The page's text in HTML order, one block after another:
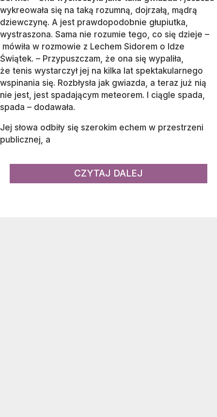
wykreowała się na taką rozumną, dojrzałą, mądrą
dziewczynę. A jest prawdopodobnie głupiutka,
wystraszona. Sama nie rozumie tego, co się dzieje –
mówiła w rozmowie z Lechem Sidorem o Idze
Świątek. – Przypuszczam, że ona się wypaliła,
że tenis wystarczył jej na kilka lat spektakularnego
wspinania się. Rozbłysła jak gwiazda, a teraz już nią
nie jest, jest spadającym meteorem. I ciągle spada,
spada – dodawała.
Jej słowa odbiły się szerokim echem w przestrzeni
publicznej, a
CZYTAJ DALEJ